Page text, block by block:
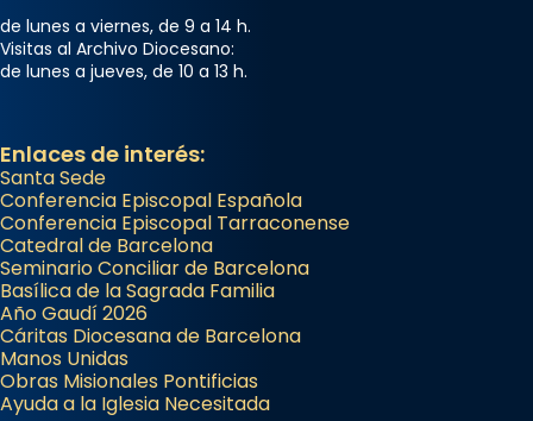
de lunes a viernes, de 9 a 14 h.
Visitas al Archivo Diocesano:
de lunes a jueves, de 10 a 13 h.
Enlaces de interés:
Santa Sede
Conferencia Episcopal Española
Conferencia Episcopal Tarraconense
Catedral de Barcelona
Seminario Conciliar de Barcelona
Basílica de la Sagrada Familia
Año Gaudí 2026
Cáritas Diocesana de Barcelona
Manos Unidas
Obras Misionales Pontificias
Ayuda a la Iglesia Necesitada